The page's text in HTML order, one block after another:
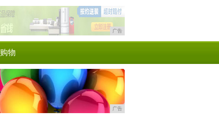
广告
购物
广告